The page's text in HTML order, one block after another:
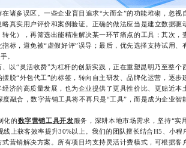
多误区。一些企业盲目追求“大而全”的功能堆砌，忽视
真实用户评价和案例验证。正确的做法应当是建立数据驱
化），再筛选出能精准解决某一环节痛点的工具；其次，
标，避免被“虚假好评”误导；最后，优先选择支持试用、
。
“灵活收费”为杠杆的创新实践，正在重塑昆明乃至整个
脱“外包代工”的标签，转向自主研发、品牌化运营，逐步
济的高质量发展，也为企业提供了更具性价比、更贴近本
融合，数字营销工具将不再只是“工具”，而是成为企业智
化的数字营销工具开发服务，深耕本地市场需求，坚持“实
线上获客效率提升30%以上。我们的团队擅长结合H5、小程
营销解决方案。所有项目均支持灵活计费模式，可根据客